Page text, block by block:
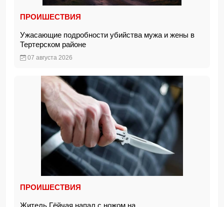
ПРОИШЕСТВИЯ
Ужасающие подробности убийства мужа и жены в
Тертерском районе
07 августа 2026
ПРОИШЕСТВИЯ
Житель Гёйчая напал с ножом на